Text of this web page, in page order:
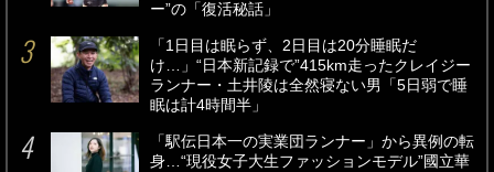
ー”の「復活秘話」
「1日目は眠らず、2日目は20分睡眠だ
け…」“日本新記録で”415km走ったクレイジー
ランナー・土井陵は全然寝ない男「5日弱で睡
眠は計4時間半」
「駅伝日本一の実業団ランナー」から異例の転
身…“現役女子大生ファッションモデル”國立華